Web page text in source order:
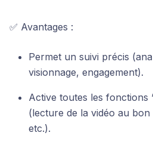
✅ Avantages :
Permet un suivi précis
visionnage, engagement).
Active toutes les fonctions
(lecture de la vidéo au
etc.).